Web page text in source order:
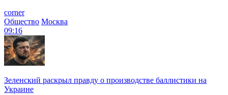
corner
Общество Москва
09:16
Зеленский раскрыл правду о производстве баллистики на
Украине